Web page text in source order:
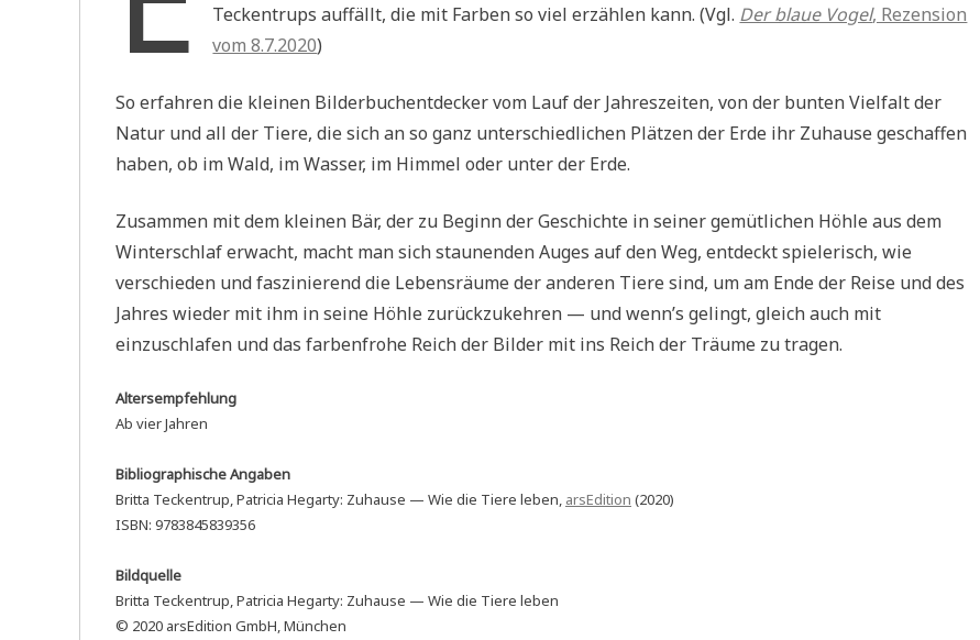
Teckentrups auffällt, die mit Farben so viel erzählen kann. (Vgl. Der blaue Vogel, Rezension
vom 8.7.2020)
So erfahren die kleinen Bilderbuchentdecker vom Lauf der Jahreszeiten, von der bunten Vielfalt der
Natur und all der Tiere, die sich an so ganz unterschiedlichen Plätzen der Erde ihr Zuhause geschaffen
haben, ob im Wald, im Wasser, im Himmel oder unter der Erde.
Zusammen mit dem kleinen Bär, der zu Beginn der Geschichte in seiner gemütlichen Höhle aus dem
Winterschlaf erwacht, macht man sich staunenden Auges auf den Weg, entdeckt spielerisch, wie
verschieden und faszinierend die Lebensräume der anderen Tiere sind, um am Ende der Reise und des
Jahres wieder mit ihm in seine Höhle zurückzukehren — und wenn’s gelingt, gleich auch mit
einzuschlafen und das farbenfrohe Reich der Bilder mit ins Reich der Träume zu tragen.
Altersempfehlung
Ab vier Jahren
Bibliographische Angaben
Britta Teckentrup, Patricia Hegarty: Zuhause — Wie die Tiere leben, arsEdition (2020)
ISBN: 9783845839356
Bildquelle
Britta Teckentrup, Patricia Hegarty: Zuhause — Wie die Tiere leben
© 2020 arsEdition GmbH, München